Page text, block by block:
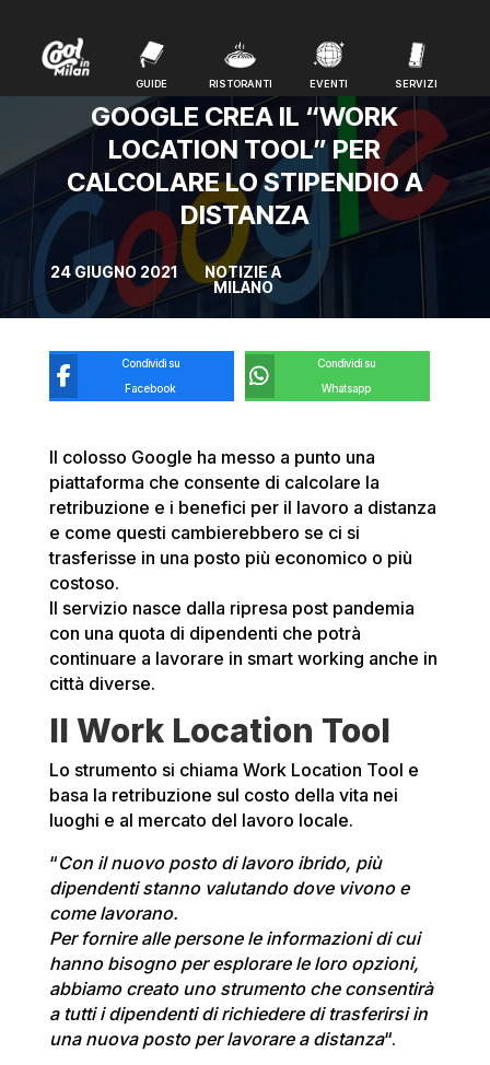
GUIDE RISTORANTI EVENTI SERVIZI
GUIDE RISTORANTI EVENTI SERVIZI
GOOGLE CREA IL “WORK
LOCATION TOOL” PER
CALCOLARE LO STIPENDIO A
DISTANZA
24 GIUGNO 2021
NOTIZIE A
MILANO
Condividi su
Facebook
Condividi su
Whatsapp
Il colosso Google ha messo a punto una
piattaforma che consente di calcolare la
retribuzione e i benefici per il lavoro a distanza
e come questi cambierebbero se ci si
trasferisse in una posto più economico o più
costoso.
Il servizio nasce dalla ripresa post pandemia
con una quota di dipendenti che potrà
continuare a lavorare in smart working anche in
città diverse.
Il Work Location Tool
Lo strumento si chiama Work Location Tool e
basa la retribuzione sul costo della vita nei
luoghi e al mercato del lavoro locale.
“Con il nuovo posto di lavoro ibrido, più
dipendenti stanno valutando dove vivono e
come lavorano.
Per fornire alle persone le informazioni di cui
hanno bisogno per esplorare le loro opzioni,
abbiamo creato uno strumento che consentirà
a tutti i dipendenti di richiedere di trasferirsi in
una nuova posto per lavorare a distanza“.